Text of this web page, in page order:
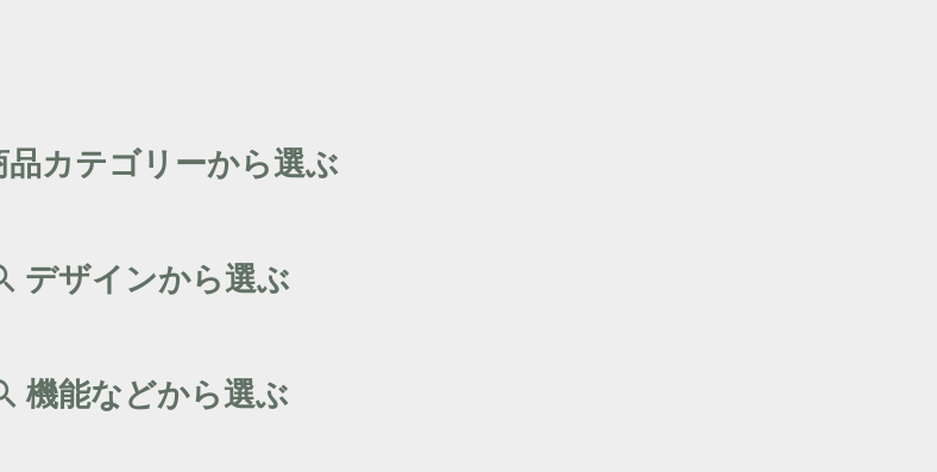
品カテゴリーから選ぶ
デザインから選ぶ
機能などから選ぶ